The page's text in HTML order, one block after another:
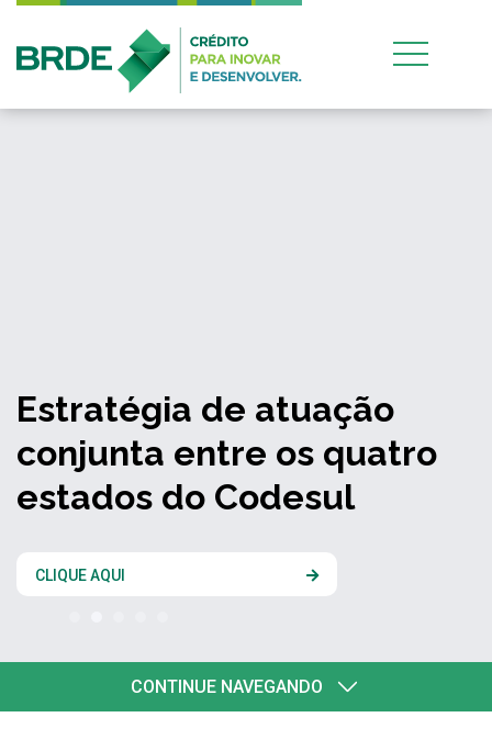
Estratégia de atuação
conjunta entre os quatro
estados do Codesul
CLIQUE AQUI
CONTINUE NAVEGANDO